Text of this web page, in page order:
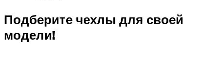
Подберите чехлы для своей
модели!